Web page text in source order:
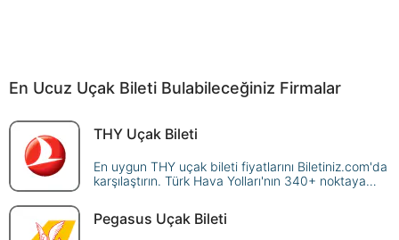
En Ucuz Uçak Bileti Bulabileceğiniz Firmalar
THY Uçak Bileti
En uygun THY uçak bileti fiyatlarını Biletiniz.com'da
karşılaştırın. Türk Hava Yolları'nın 340+ noktaya
Pegasus Uçak Bileti